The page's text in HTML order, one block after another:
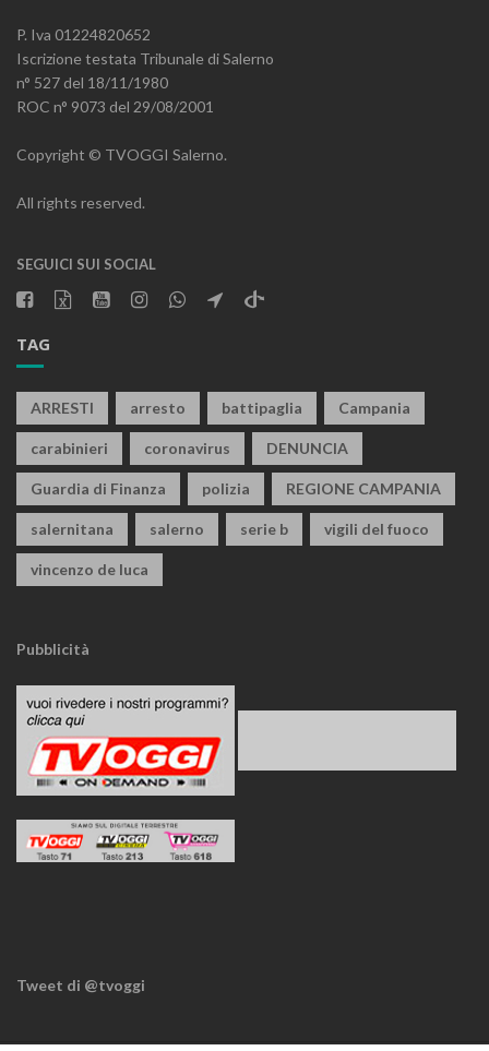
P. Iva 01224820652
Iscrizione testata Tribunale di Salerno
n° 527 del 18/11/1980
ROC n° 9073 del 29/08/2001
Copyright © TVOGGI Salerno.
All rights reserved.
SEGUICI SUI SOCIAL
TAG
ARRESTI arresto battipaglia Campania
carabinieri coronavirus DENUNCIA
Guardia di Finanza polizia REGIONE CAMPANIA
salernitana salerno serie b vigili del fuoco
vincenzo de luca
Pubblicità
Tweet di @tvoggi